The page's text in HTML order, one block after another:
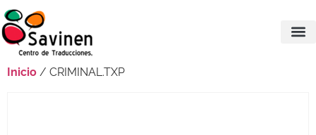
Inicio / CRIMINAL.TXP